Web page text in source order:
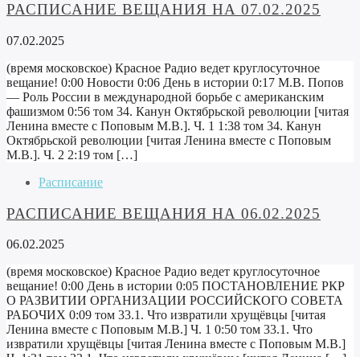
РАСПИСАНИЕ ВЕЩАНИЯ НА 07.02.2025
07.02.2025
(время московское) Красное Радио ведет круглосуточное
вещание! 0:00 Новости 0:06 День в истории 0:17 М.В. Попов
— Роль России в международной борьбе с американским
фашизмом 0:56 том 34. Канун Октябрьской революции [читая
Ленина вместе с Поповым М.В.]. Ч. 1 1:38 том 34. Канун
Октябрьской революции [читая Ленина вместе с Поповым
М.В.]. Ч. 2 2:19 том […]
Расписание
РАСПИСАНИЕ ВЕЩАНИЯ НА 06.02.2025
06.02.2025
(время московское) Красное Радио ведет круглосуточное
вещание! 0:00 День в истории 0:05 ПОСТАНОВЛЕНИЕ РКР
О РАЗВИТИИ ОРГАНИЗАЦИИ РОССИЙСКОГО СОВЕТА
РАБОЧИХ 0:09 том 33.1. Что извратили хрущёвцы [читая
Ленина вместе с Поповым М.В.] Ч. 1 0:50 том 33.1. Что
извратили хрущёвцы [читая Ленина вместе с Поповым М.В.]